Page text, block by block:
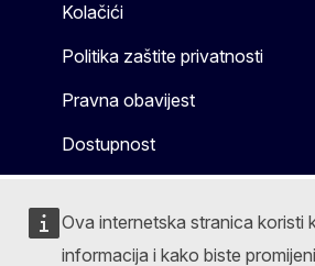
Ova internetska stranica koristi
informacija i kako biste
Kolačići
Politika zaštite privatnosti
Pravna obavijest
Dostupnost